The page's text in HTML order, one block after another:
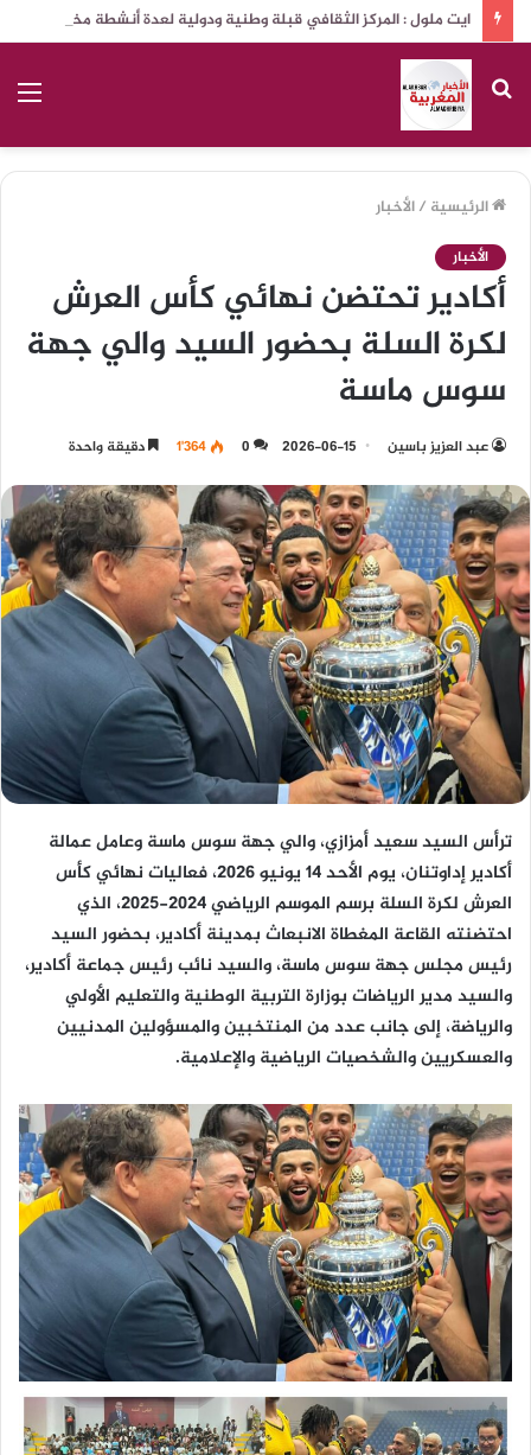
بحث
عن
الرئيسية /الأخبار
الأخبار
أكادير تحتضن نهائي كأس العرش
لكرة السلة بحضور السيد والي جهة
سوس ماسة
عبد العزيز باسين 2026-06-15
0 1٬364 دقيقة واحدة
ترأس السيد سعيد أمزازي، والي جهة سوس ماسة وعامل عمالة
أكادير إداوتنان، يوم الأحد 14 يونيو 2026، فعاليات نهائي كأس
العرش لكرة السلة برسم الموسم الرياضي 2024-2025، الذي
احتضنته القاعة المغطاة الانبعاث بمدينة أكادير، بحضور السيد
رئيس مجلس جهة سوس ماسة، والسيد نائب رئيس جماعة أكادير،
والسيد مدير الرياضات بوزارة التربية الوطنية والتعليم الأولي
والرياضة، إلى جانب عدد من المنتخبين والمسؤولين المدنيين
والعسكريين والشخصيات الرياضية والإعلامية.